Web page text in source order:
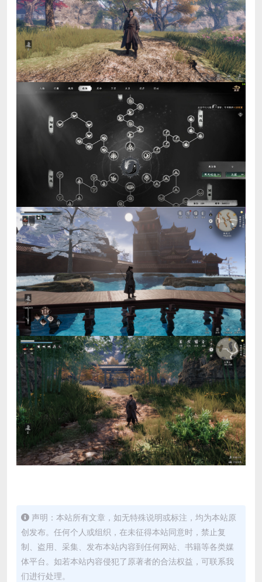
声明：本站所有文章，如无特殊说明或标注，均为本站原
创发布。任何个人或组织，在未征得本站同意时，禁止复
制、盗用、采集、发布本站内容到任何网站、书籍等各类媒
体平台。如若本站内容侵犯了原著者的合法权益，可联系我
们进行处理。